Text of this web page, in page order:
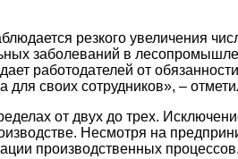
резкого увеличения
заболеваний в
работодателей от
для своих сотрудников», –
от двух до трех.
Несмотря на
производственных